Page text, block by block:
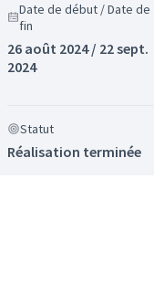
Date de début / Date de
fin
26 août 2024 / 22 sept.
2024
Statut
Réalisation terminée